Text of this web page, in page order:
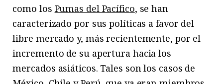
como los Pumas del Pacífico, se han
caracterizado por sus políticas a favor del
libre mercado y, más recientemente, por el
incremento de su apertura hacia los
mercados asiáticos. Tales son los casos de